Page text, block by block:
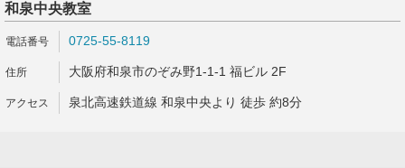
和泉中央教室
0725-55-8119
大阪府和泉市のぞみ野1-1-1 福ビル 2F
泉北高速鉄道線 和泉中央より 徒歩 約8分